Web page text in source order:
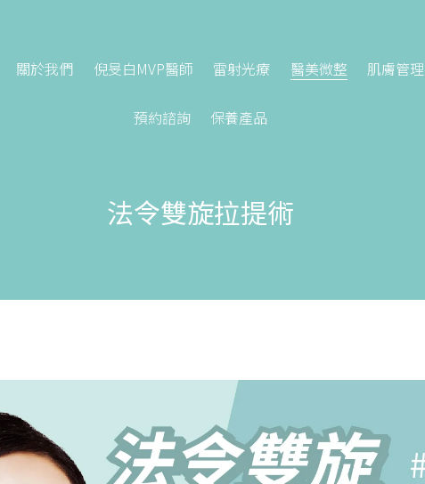
關於我們 倪旻白MVP醫師 雷射光療 醫美微整 肌膚管理
預約諮詢 保養產品
法令雙旋拉提術